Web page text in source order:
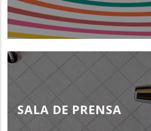
SALA DE PRENSA